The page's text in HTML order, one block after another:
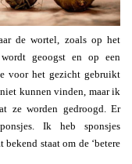
de wortel, zoals op het
geoogst en op een
voor het gezicht gebruikt
kunnen vinden, maar ik
ze worden gedroogd. Er
Ik heb sponsjes
staat om de ‘betere